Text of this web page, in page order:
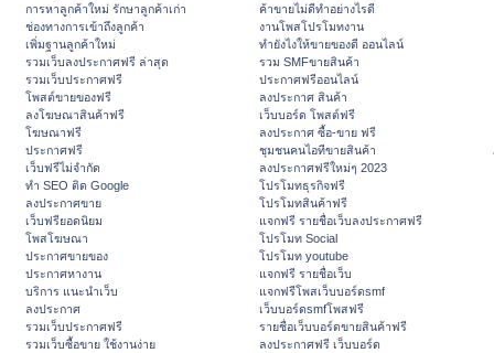
การหาลูกค้าใหม่ รักษาลูกค้าเก่า
ช่องทางการเข้าถึงลูกค้า
เพิ่มฐานลูกค้าใหม่
รวมเว็บลงประกาศฟรี ล่าสุด
รวมเว็บประกาศฟรี
โพสต์ขายของฟรี
ลงโฆษณาสินค้าฟรี
โฆษณาฟรี
ประกาศฟรี
เว็บฟรีไม่จำกัด
ทำ SEO ติด Google
ลงประกาศขาย
เว็บฟรียอดนิยม
โพสโฆษณา
ประกาศขายของ
ประกาศหางาน
บริการ แนะนำเว็บ
ลงประกาศ
รวมเว็บประกาศฟรี
รวมเว็บซื้อขาย ใช้งานง่าย
ค้าขายไม่ดีทำอย่างไรดี
งานโพสโปรโมทงาน
ทํายังไงให้ขายของดี ออนไลน์
รวม SMFขายสินค้า
ประกาศฟรีออนไลน์
ลงประกาศ สินค้า
เว็บบอร์ด โพสต์ฟรี
ลงประกาศ ซื้อ-ขาย ฟรี
ชุมชนคนไอทีขายสินค้า
ลงประกาศฟรีใหม่ๆ 2023
โปรโมทธุรกิจฟรี
โปรโมทสินค้าฟรี
แจกฟรี รายชื่อเว็บลงประกาศฟรี
โปรโมท Social
โปรโมท youtube
แจกฟรี รายชื่อเว็บ
แจกฟรีโพสเว็บบอร์ดsmf
เว็บบอร์ดsmfโพสฟรี
รายชื่อเว็บบอร์ดขายสินค้าฟรี
ลงประกาศฟรี เว็บบอร์ด